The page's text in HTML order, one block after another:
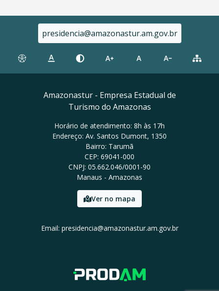
presidencia@amazonastur.am.gov.br
Amazonastur - Empresa Estadual de
Turismo do Amazonas
Horário de atendimento: 8h às 17h
Endereço: Av. Santos Dumont, 1350
Bairro: Tarumã
CEP: 69041-000
CNPJ: 05.662.046/0001-90
Manaus - Amazonas
Ver no mapa
Email: presidencia@amazonastur.am.gov.br